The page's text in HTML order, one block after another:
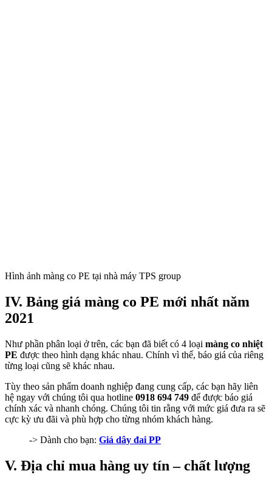
Hình ảnh màng co PE tại nhà máy TPS group
IV. Bảng giá màng co PE mới nhất năm
2021
Như phần phân loại ở trên, các bạn đã biết có 4 loại màng co nhiệt
PE được theo hình dạng khác nhau. Chính vì thế, báo giá của riêng
từng loại cũng sẽ khác nhau.
Tùy theo sản phẩm doanh nghiệp đang cung cấp, các bạn hãy liên
hệ ngay với chúng tôi qua hotline 0918 694 749 để được báo giá
chính xác và nhanh chóng. Chúng tôi tin rằng với mức giá đưa ra sẽ
cực kỳ ưu đãi và phù hợp cho từng nhóm khách hàng.
-> Dành cho bạn: Giá dây đai PP
V. Địa chỉ mua hàng uy tín – chất lượng